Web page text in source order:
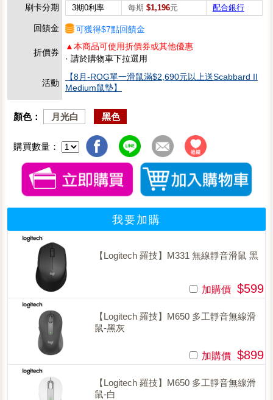
刷卡分期
3期0利率 每期 $1,196元 配合銀行
回饋金 可獲得$7點回饋金
折價券
▲本商品可使用折價券或其他優惠
· 請於購物車下拉選用
活動
【8月-ROG單一滑鼠滿$2,690元以上送Scabbard II
Medium鼠墊】
顏色： 月光白 黑色
購買數量：
我要加購
【Logitech 羅技】M331 無線靜音滑鼠 黑
加購價 $599
【Logitech 羅技】M650 多工靜音無線滑
鼠-黑灰
加購價 $899
【Logitech 羅技】M650 多工靜音無線滑
鼠-白